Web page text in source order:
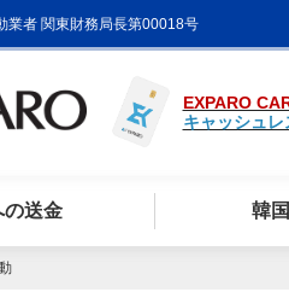
業者 関東財務局長第00018号
EXPARO
キャッシュレ
の送金 韓